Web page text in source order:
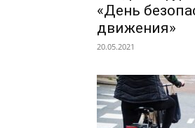
«День
движения»
20.05.2021